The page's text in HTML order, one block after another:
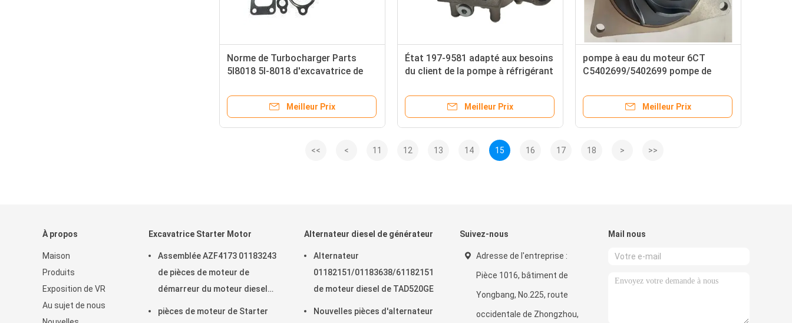
Norme de Turbocharger Parts
5I8018 5I-8018 d'excavatrice de
Meilleur Prix
État 197-9581 adapté aux besoins
du client de la pompe à réfrigérant
Meilleur Prix
pompe à eau du moteur 6CT
C5402699/5402699 pompe de
Meilleur Prix
<< < 11 12 13 14 15 16 17 18 > >>
À propos
Maison
Produits
Exposition de VR
Au sujet de nous
Excavatrice Starter Motor
Assemblée AZF4173 01183243
de pièces de moteur de
démarreur du moteur diesel
pièces de moteur de Starter
Alternateur diesel de générateur
Alternateur
01182151/01183638/61182151
de moteur diesel de TAD520GE
Nouvelles pièces d'alternateur
Suivez-nous
Adresse de l'entreprise :
Pièce 1016, bâtiment de
Yongbang, No.225, route
occidentale de Zhongzhou,
Mail nous